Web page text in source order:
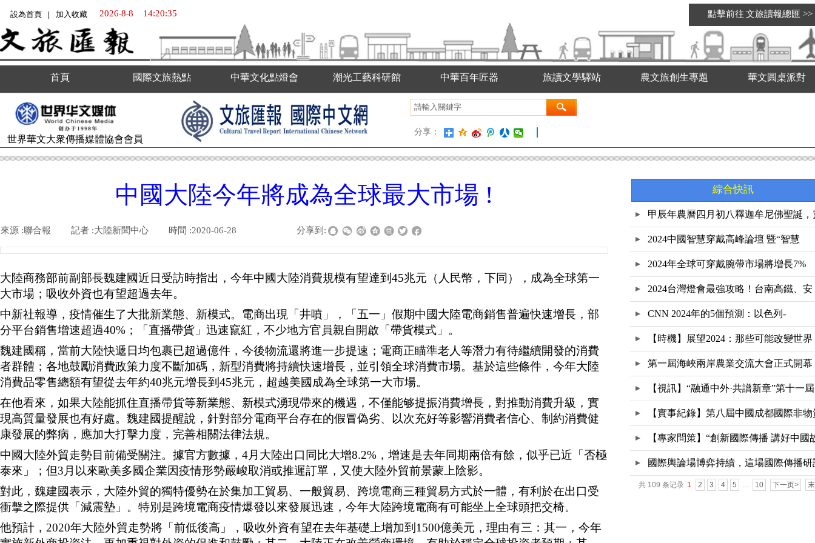
點擊前往 文旅讀報總匯 >>
首頁 國際文旅熱點 中華文化點燈會 潮光工藝科研館 中華百年匠器 旅讀文學驛站 農文旅創生專題 華文圓桌派對
2026-8-8 14:20:35
設為首頁 加入收藏
分享：
世界華文大衆傳播媒體協會會員
綜合快訊
甲辰年農曆四月初八釋迦牟尼佛聖誕，
鷲
2024中國智慧穿戴高峰論壇 暨“智慧
2024年全球可穿戴腕帶市場將增長7%
2024台灣燈會最強攻略！台南高鐵、安
CNN 2024年的5個預測：以色列-
【時機】展望2024：那些可能改變世界
第一屆海峽兩岸農業交流大會正式開幕
【視訊】“融通中外·共譜新章”第十一屆
【實事紀錄】第八屆中國成都國際非物
文
【專家問策】“創新國際傳播 講好中國
國際輿論場博弈持續，這場國際傳播研
會
共 109 条记录 1 2 3 4 5 … 10 下一页>
中國大陸今年將成為全球最大市場 !
來源 :聯合報 記者 :大陸新聞中心 時間 :2020-06-28 分享到:
大陸商務部前副部長魏建國近日受訪時指出，今年中國大陸消費規模有望達到 45兆元（人民幣，下同），成為全球第一
大市場；吸收外資也有望超過去年。
中新社報導，疫情催生了大批新業態、新模式。電商出現「井噴」，「五一」假期中國大陸電商銷售普遍快速增長，部
分平台銷售增速超過40%；「直播帶貨」迅速竄紅，不少地方官員親自開啟「帶貨模式」。
魏建國稱，當前大陸快遞日均包裹已超過億件，今後物流還將進一步提速；電商正瞄準老人等潛力有待繼續開發的消費
者群體；各地鼓勵消費政策力度不斷加碼，新型消費將持續快速增長，並引領全球消費市場。基於這些條件，今年大陸
消費品零售總額有望從去年約40兆元增長到45兆元，超越美國成為全球第一大市場。
在他看來，如果大陸能抓住直播帶貨等新業態、新模式湧現帶來的機遇，不僅能够提振消費增長，對推動消費升級，實
現高質量發展也有好處。魏建國提醒說，針對部分電商平台存在的假冒偽劣、以次充好等影響消費者信心、制約消費健
康發展的弊病，應加大打擊力度，完善相關法律法規。
中國大陸外貿走勢目前備受關注。據官方數據，4月大陸出口同比大增8.2%，增速是去年同期兩倍有餘，似乎已近「否極
泰來」；但3月以來歐美多國企業因疫情形勢嚴峻取消或推遲訂單，又使大陸外貿前景蒙上陰影。
對此，魏建國表示，大陸外貿的獨特優勢在於集加工貿易、一般貿易、跨境電商三種貿易方式於一體，有利於在出口受
衝擊之際提供「減震墊」。特別是跨境電商疫情爆發以來發展迅速，今年大陸跨境電商有可能坐上全球頭把交椅。
他預計，2020年大陸外貿走勢將「前低後高」，吸收外資有望在去年基礎上增加到1500億美元，理由有三：其一，今年